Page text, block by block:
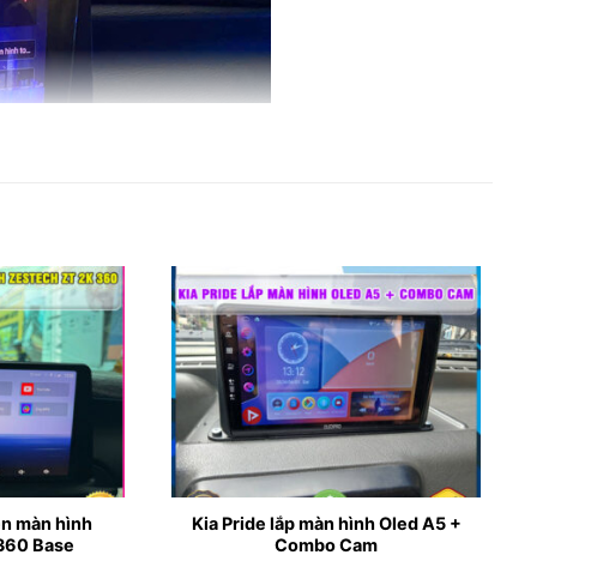
di chuyển và đỗ xe.
màn hình
Base
Kia Pride lắp màn hình Oled A5 +
Combo Cam